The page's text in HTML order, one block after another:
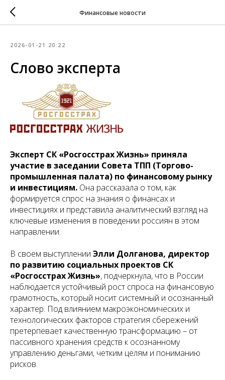
Финансовые новости
2026-01-21 20:22
Слово эксперта
Эксперт СК «Росгосстрах Жизнь» приняла
участие в заседании Совета ТПП (Торгово-
промышленная палата) по финансовому рынку
и инвестициям. Она рассказала о том, как
формируется спрос на знания о финансах и
инвестициях и представила аналитический взгляд на
ключевые изменения в поведении россиян в этом
направлении.
В своем выступлении Элли Долганова, директор
по развитию социальных проектов СК
«Росгосстрах Жизнь», подчеркнула, что в России
наблюдается устойчивый рост спроса на финансовую
грамотность, который носит системный и осознанный
характер. Под влиянием макроэкономических и
технологических факторов стратегия сбережений
претерпевает качественную трансформацию – от
пассивного хранения средств к осознанному
управлению деньгами, четким целям и пониманию
рисков.